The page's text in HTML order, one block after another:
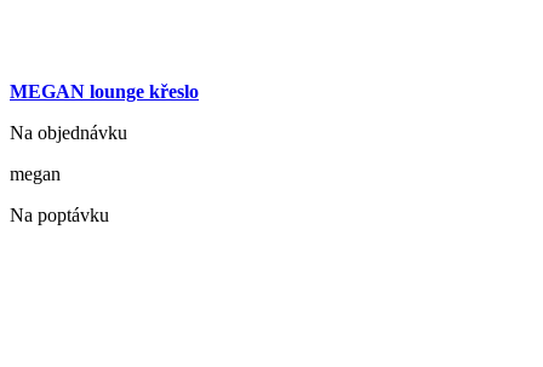
MEGAN lounge křeslo
Na objednávku
megan
Na poptávku